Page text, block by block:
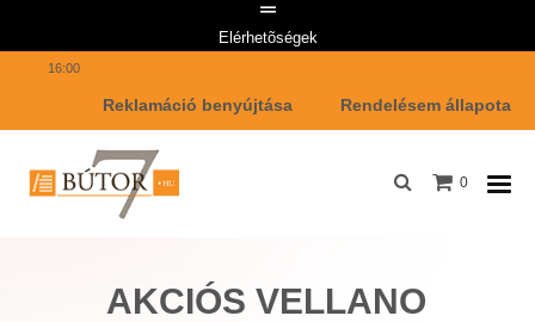
Elérhetõségek
16:00
Rendelésem állapota
Reklamáció benyújtása
0
AKCIÓS VELLANO